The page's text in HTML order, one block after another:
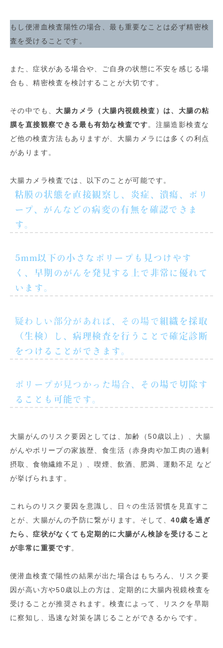
もし便潜血検査陽性の場合、最も重要なことは必ず精密検
査を受けることです。
また、症状がある場合や、ご自身の状態に不安を感じる場
合も、精密検査を検討することが大切です。
その中でも、 大腸カメラ（大腸内視鏡検査）は、大腸の粘
膜を直接観察できる最も有効な検査です。注腸造影検査な
ど他の検査方法もありますが、大腸カメラには多くの利点
があります。
大腸カメラ検査では、以下のことが可能です。
粘膜の状態を直接観察し、炎症、潰瘍、ポリ
ープ、がんなどの病変の有無を確認できま
す 。
5mm以下の小さなポリープも見つけやす
く、早期のがんを発見する上で非常に優れて
います 。
疑わしい部分があれば、その場で組織を採取
（生検）し、病理検査を行うことで確定診断
をつけることができます 。
ポリープが見つかった場合、
その場で切除す
ることも可能です 。
大腸がんのリスク要因としては、加齢（50歳以上）、大腸
がんやポリープの家族歴、食生活（赤身肉や加工肉の過剰
摂取、食物繊維不足）、喫煙、飲酒、肥満、運動不足 など
が挙げられます。
これらのリスク要因を意識し、日々の生活習慣を見直すこ
とが、大腸がんの予防に繋がります。そして、40歳を過ぎ
たら、症状がなくても定期的に大腸がん検診を受けること
が非常に重要です。
便潜血検査で陽性の結果が出た場合はもちろん、リスク要
因が高い方や50歳以上の方は、定期的に大腸内視鏡検査を
受けることが推奨されます。検査によって、リスクを早期
に察知し、迅速な対策を講じることができるからです。